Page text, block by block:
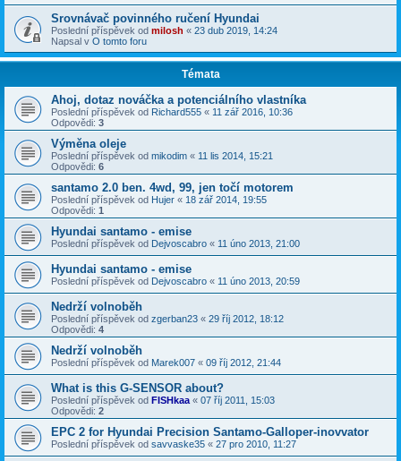
Srovnávač povinného ručení Hyundai
Poslední příspěvek od milosh « 23 dub 2019, 14:24
Napsal v O tomto foru
Témata
Ahoj, dotaz nováčka a potenciálního vlastníka
Poslední příspěvek od Richard555 « 11 zář 2016, 10:36
Odpovědi: 3
Výměna oleje
Poslední příspěvek od mikodim « 11 lis 2014, 15:21
Odpovědi: 6
santamo 2.0 ben. 4wd, 99, jen točí motorem
Poslední příspěvek od Hujer « 18 zář 2014, 19:55
Odpovědi: 1
Hyundai santamo - emise
Poslední příspěvek od Dejvoscabro « 11 úno 2013, 21:00
Hyundai santamo - emise
Poslední příspěvek od Dejvoscabro « 11 úno 2013, 20:59
Nedrží volnoběh
Poslední příspěvek od zgerban23 « 29 říj 2012, 18:12
Odpovědi: 4
Nedrží volnoběh
Poslední příspěvek od Marek007 « 09 říj 2012, 21:44
What is this G-SENSOR about?
Poslední příspěvek od FISHkaa « 07 říj 2011, 15:03
Odpovědi: 2
EPC 2 for Hyundai Precision Santamo-Galloper-inovvator
Poslední příspěvek od savvaske35 « 27 pro 2010, 11:27